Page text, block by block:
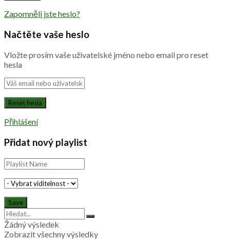
Zapomněli jste heslo?
Načtěte vaše heslo
Vložte prosím vaše uživatelské jméno nebo email pro reset
hesla
Přihlášení
Přidat nový playlist
Žádný výsledek
Zobrazit všechny výsledky